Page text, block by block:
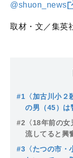
@shuon_news
取材・文／集英
#1 〈加古川小
の男（45）は
やわいせつの
#2 〈18年前の
流してると興
が怖かった」
#3 〈たつの市